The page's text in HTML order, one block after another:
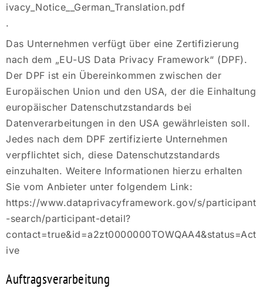
ivacy_Notice__German_Translation.pdf
.
Das Unternehmen verfügt über eine Zertifizierung
nach dem „EU-US Data Privacy Framework“ (DPF).
Der DPF ist ein Übereinkommen zwischen der
Europäischen Union und den USA, der die Einhaltung
europäischer Datenschutzstandards bei
Datenverarbeitungen in den USA gewährleisten soll.
Jedes nach dem DPF zertifizierte Unternehmen
verpflichtet sich, diese Datenschutzstandards
einzuhalten. Weitere Informationen hierzu erhalten
Sie vom Anbieter unter folgendem Link:
https://www.dataprivacyframework.gov/s/participant
-search/participant-detail?
contact=true&id=a2zt0000000TOWQAA4&status=Act
ive
Auftragsverarbeitung